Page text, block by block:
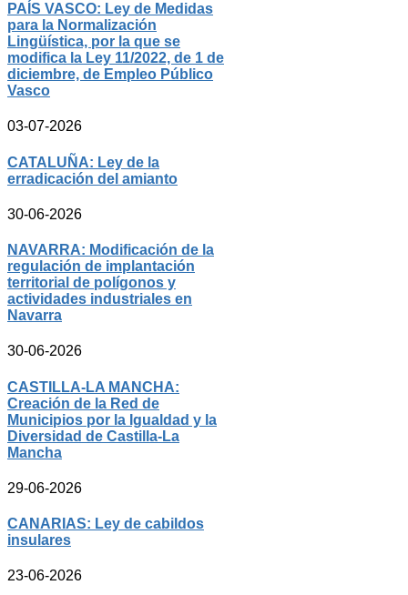
PAÍS VASCO: Ley de Medidas
para la Normalización
Lingüística, por la que se
modifica la Ley 11/2022, de 1 de
diciembre, de Empleo Público
Vasco
03-07-2026
CATALUÑA: Ley de la
erradicación del amianto
30-06-2026
NAVARRA: Modificación de la
regulación de implantación
territorial de polígonos y
actividades industriales en
Navarra
30-06-2026
CASTILLA-LA MANCHA:
Creación de la Red de
Municipios por la Igualdad y la
Diversidad de Castilla-La
Mancha
29-06-2026
CANARIAS: Ley de cabildos
insulares
23-06-2026